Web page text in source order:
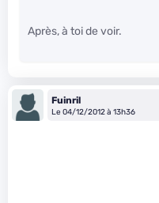
Après, à toi de voir.
Fuinril
Le 04/12/2012 à 13h36